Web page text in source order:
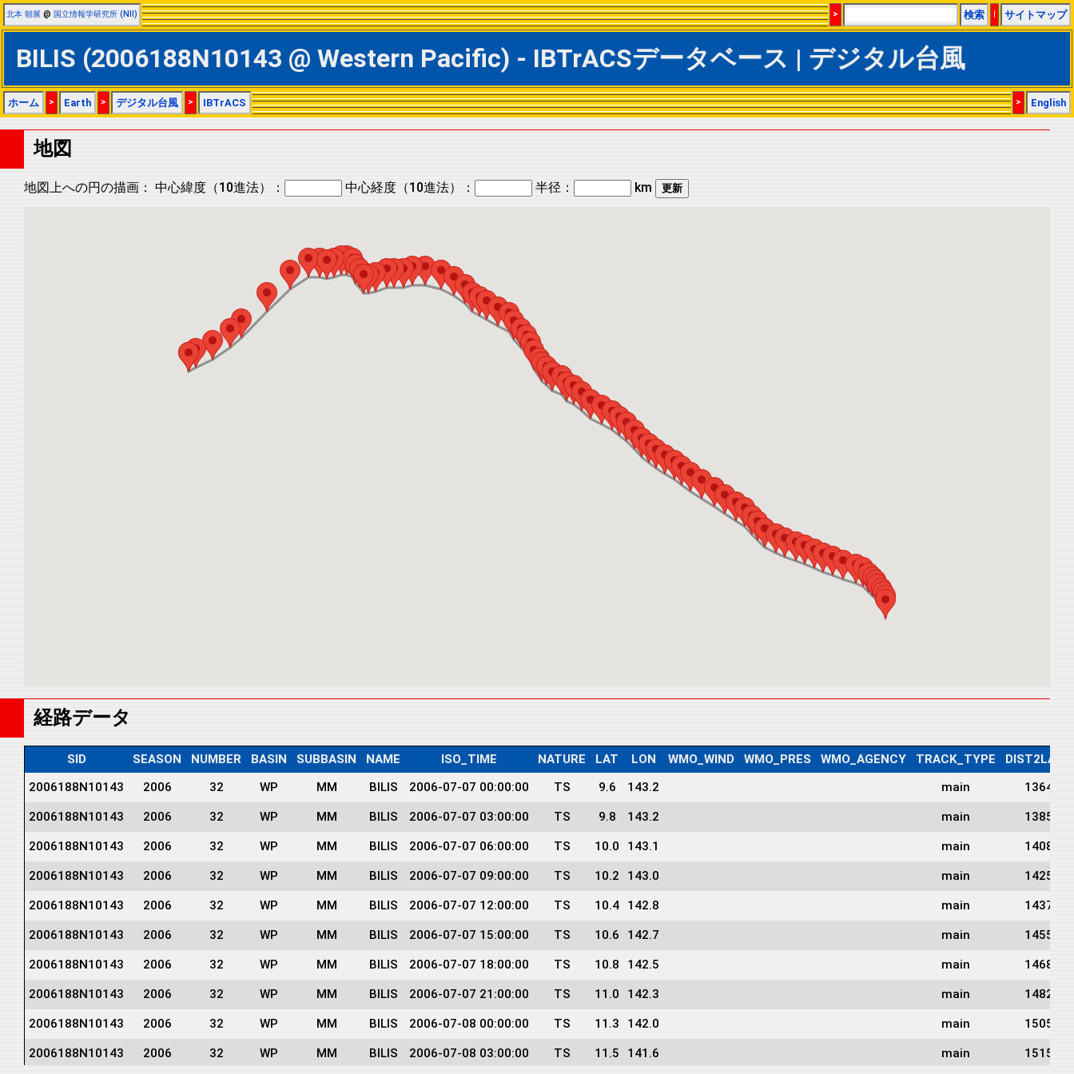
北本 朝展 @ 国立情報学研究所 (NII) > 検索 | サイトマップ
BILIS (2006188N10143 @ Western Pacific) - IBTrACSデータベース | デジタル台風
ホーム > Earth > デジタル台風 > IBTrACS > English
地図
地図上への円の描画： 中心緯度（10進法）： 中心経度（10進法）： 半径： km
経路データ
SID SEASON NUMBER BASIN SUBBASIN NAME ISO_TIME NATURE LAT LON WMO_WIND WMO_PRES WMO_AGENCY TRACK_TYPE
DIST2LAND
2006188N10143
2006 32 WP MM BILIS 2006-07-07 00:00:00 TS 9.6 143.2 main 1364
2006188N10143 2006 32 WP MM BILIS 2006-07-07 03:00:00 TS 9.8 143.2 main 1385
2006188N10143 2006 32 WP MM BILIS 2006-07-07 06:00:00 TS 10.0 143.1 main 1408
2006188N10143 2006 32 WP MM BILIS 2006-07-07 09:00:00 TS 10.2 143.0 main 1425
2006188N10143 2006 32 WP MM BILIS 2006-07-07 12:00:00 TS 10.4 142.8 main 1437
2006188N10143 2006 32 WP MM BILIS 2006-07-07 15:00:00 TS 10.6 142.7 main 1455
2006188N10143 2006 32 WP MM BILIS 2006-07-07 18:00:00 TS 10.8 142.5 main 1468
2006188N10143 2006 32 WP MM BILIS 2006-07-07 21:00:00 TS 11.0 142.3 main 1482
2006188N10143 2006 32 WP MM BILIS 2006-07-08 00:00:00 TS 11.3 142.0 main 1505
2006188N10143 2006 32 WP MM BILIS 2006-07-08 03:00:00 TS 11.5 141.6 main 1515